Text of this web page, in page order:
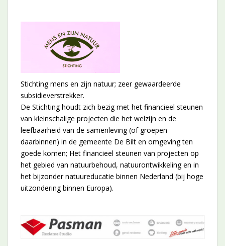
Stichting mens en zijn natuur; zeer gewaardeerde
subsidieverstrekker.
De Stichting houdt zich bezig met het financieel steunen
van kleinschalige projecten die het welzijn en de
leefbaarheid van de samenleving (of groepen
daarbinnen) in de gemeente De Bilt en omgeving ten
goede komen; Het financieel steunen van projecten op
het gebied van natuurbehoud, natuurontwikkeling en in
het bijzonder natuureducatie binnen Nederland (bij hoge
uitzondering binnen Europa).